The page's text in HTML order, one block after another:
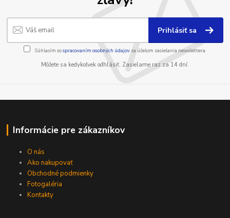
Prihlásiť sa
Súhlasím sospracovaním osobných údajov za účelom zasielania newslettera.
Môžete sa kedykoľvek odhlásiť. Zasielame raz za 14 dní.
Informácie pre zákazníkov
O nás
Ako nakupovať
Obchodné podmienky
Fotogaléria
Kontakty